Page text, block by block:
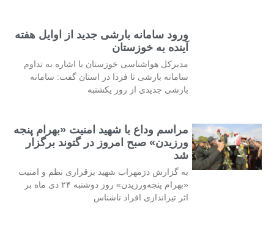
ورود سامانه بارشی جدید از اوایل هفته
آینده به خوزستان
مدیرکل هواشناسی خوزستان با اشاره به تداوم
سامانه بارشی تا فردا در استان گفت: سامانه
بارشی جدیدی از روز یکشنبه
مراسم وداع با شهید امنیت «بهرام پنجه
ورزیدن» صبح امروز در گتوند برگزار
شد
به گزارش دزمهراب شهید برقراری نظم و امنیت
«بهرام پنجه‌ورزیدن» روز دوشنبه ۲۴ دی ماه بر
اثر تیراندازی افراد ناشناس